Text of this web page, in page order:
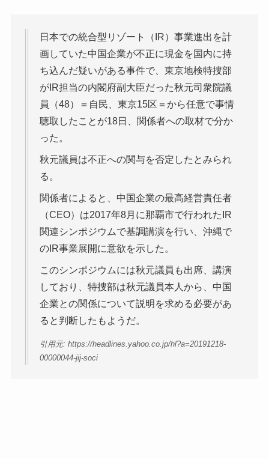
日本での統合型リゾート（IR）事業進出を計
画していた中国企業が不正に現金を国内に持
ち込んだ疑いがある事件で、東京地検特捜部
がIR担当の内閣府副大臣だった秋元司衆院議
員（48）＝自民、東京15区＝から任意で事情
聴取したことが18日、関係者への取材で分か
った。
秋元議員は不正への関与を否定したとみられ
る。
関係者によると、中国企業の最高経営責任者
（CEO）は2017年8月に那覇市で行われたIR
関連シンポジウムで基調講演を行い、沖縄で
のIR事業展開に意欲を示した。
このシンポジウムには秋元議員も出席、講演
しており、特捜部は秋元議員本人から、中国
企業との関係について説明を求める必要があ
ると判断したもようだ。
引用元: https://headlines.yahoo.co.jp/hl?a=20191218-
00000044-jij-soci